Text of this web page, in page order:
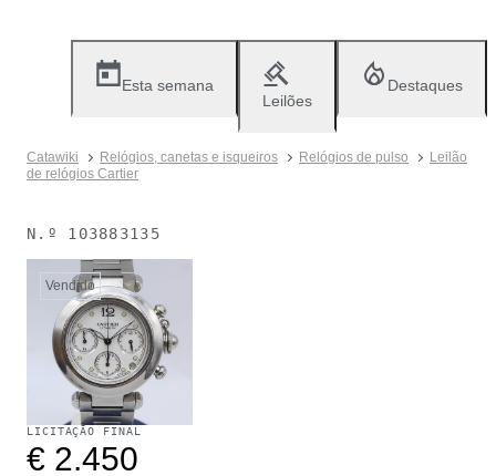
Esta semana
Leilões
Destaques
Catawiki Relógios, canetas e isqueiros Relógios de pulso
Leilão
de relógios Cartier
N.º 103883135
Vendido
LICITAÇÃO FINAL
€ 2.450